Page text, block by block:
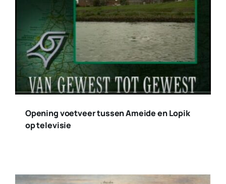
Nieuwsblad HVAT 2025 – 2
Categories:Collecties,Nieuws,Nieuwsblad